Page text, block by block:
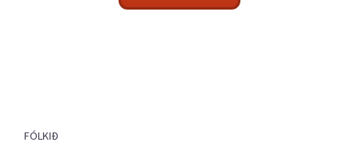
FÓLKIÐ